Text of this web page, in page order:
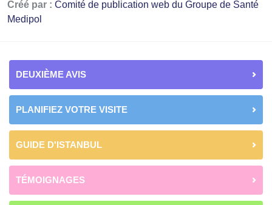
Créé par : Comité de publication web du Groupe de Santé
Medipol
DEUXIÈME AVIS
PLANIFIEZ VOTRE VISITE
GUIDE D'ISTANBUL
TÉMOIGNAGES